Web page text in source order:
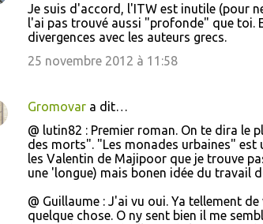
Je suis d'accord, l'ITW est inutile (pour
l'ai pas trouvé aussi "profonde" que toi.
divergences avec les auteurs grecs.
25 novembre 2012 à 11:58
Gromovara dit…
@ lutin82 : Premier roman. On te dira le
des morts". "Les monades urbaines"
les Valentin de Majipoor que je trouve
une 'longue) mais bonen idée du travail
@ Guillaume : J'ai vu oui. Ya tellement
quelque chose. O ny sent bien il me